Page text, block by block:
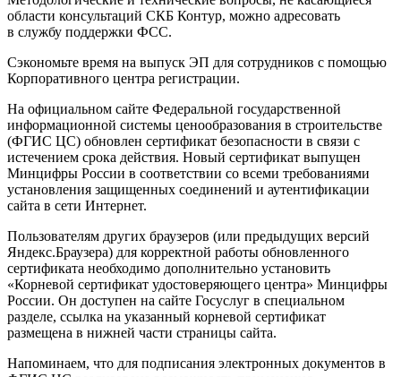
области консультаций СКБ Контур, можно адресовать
в службу поддержки ФСС.
Сэкономьте время на выпуск ЭП для сотрудников с помощью
Корпоративного центра регистрации.
На официальном сайте Федеральной государственной
информационной системы ценообразования в строительстве
(ФГИС ЦС) обновлен сертификат безопасности в связи с
истечением срока действия. Новый сертификат выпущен
Минцифры России в соответствии со всеми требованиями
установления защищенных соединений и аутентификации
сайта в сети Интернет.
Пользователям других браузеров (или предыдущих версий
Яндекс.Браузера) для корректной работы обновленного
сертификата необходимо дополнительно установить
«Корневой сертификат удостоверяющего центра» Минцифры
России. Он доступен на сайте Госуслуг в специальном
разделе, ссылка на указанный корневой сертификат
размещена в нижней части страницы сайта.
Напоминаем, что для подписания электронных документов в